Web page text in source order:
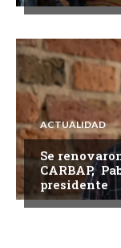
ACTUALIDAD
Se
CARBAP,
presidente